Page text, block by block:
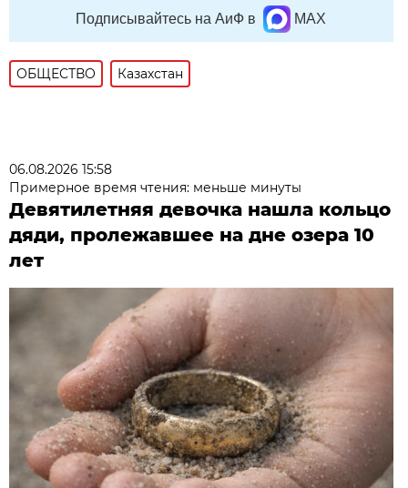
Подписывайтесь на АиФ в MAX
ОБЩЕСТВО Казахстан
06.08.2026 15:58
Примерное время чтения: меньше минуты
Девятилетняя девочка нашла кольцо
дяди, пролежавшее на дне озера 10
лет